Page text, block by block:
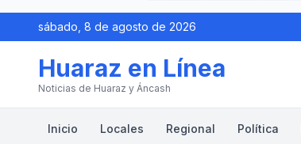
sábado, 8 de agosto de 2026
Huaraz en Línea
Noticias de Huaraz y Áncash
Inicio Locales Regional Política